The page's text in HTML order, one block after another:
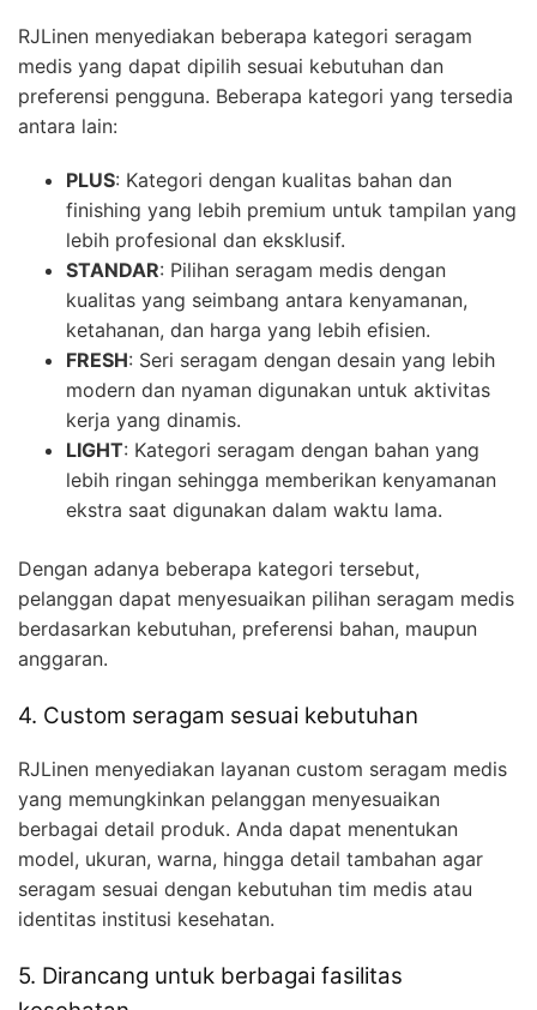
RJLinen menyediakan beberapa kategori seragam
medis yang dapat dipilih sesuai kebutuhan dan
preferensi pengguna. Beberapa kategori yang tersedia
antara lain:
PLUS: Kategori dengan kualitas bahan dan
finishing yang lebih premium untuk tampilan yang
lebih profesional dan eksklusif.
STANDAR: Pilihan seragam medis dengan
kualitas yang seimbang antara kenyamanan,
ketahanan, dan harga yang lebih efisien.
FRESH: Seri seragam dengan desain yang lebih
modern dan nyaman digunakan untuk aktivitas
kerja yang dinamis.
LIGHT: Kategori seragam dengan bahan yang
lebih ringan sehingga memberikan kenyamanan
ekstra saat digunakan dalam waktu lama.
Dengan adanya beberapa kategori tersebut,
pelanggan dapat menyesuaikan pilihan seragam medis
berdasarkan kebutuhan, preferensi bahan, maupun
anggaran.
4. Custom seragam sesuai kebutuhan
RJLinen menyediakan layanan custom seragam medis
yang memungkinkan pelanggan menyesuaikan
berbagai detail produk. Anda dapat menentukan
model, ukuran, warna, hingga detail tambahan agar
seragam sesuai dengan kebutuhan tim medis atau
identitas institusi kesehatan.
5. Dirancang untuk berbagai fasilitas